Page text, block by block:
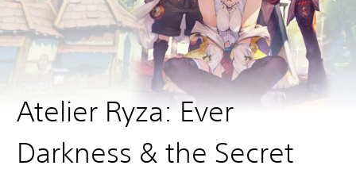
Atelier Ryza: Ever
Darkness & the Secret